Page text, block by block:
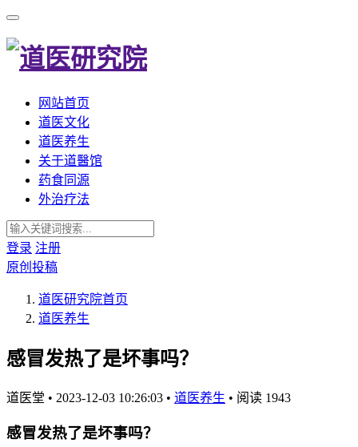
网站首页
道医文化
道医养生
关于道醫馆
药食同源
外治疗法
登录 注册
原创投稿
道医研究院首页
道医养生
感冒发热了是坏事吗？
道医堂 • 2023-12-03 10:26:03 • 道医养生 • 阅读 1943
感冒发热了是坏事吗？